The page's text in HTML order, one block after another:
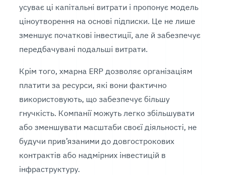
усуває ці капітальні витрати і пропонує модель
ціноутворення на основі підписки. Це не лише
зменшує початкові інвестиції, але й забезпечує
передбачувані подальші витрати.
Крім того, хмарна ERP дозволяє організаціям
платити за ресурси, які вони фактично
використовують, що забезпечує більшу
гнучкість. Компанії можуть легко збільшувати
або зменшувати масштаби своєї діяльності, не
будучи прив’язаними до довгострокових
контрактів або надмірних інвестицій в
інфраструктуру.